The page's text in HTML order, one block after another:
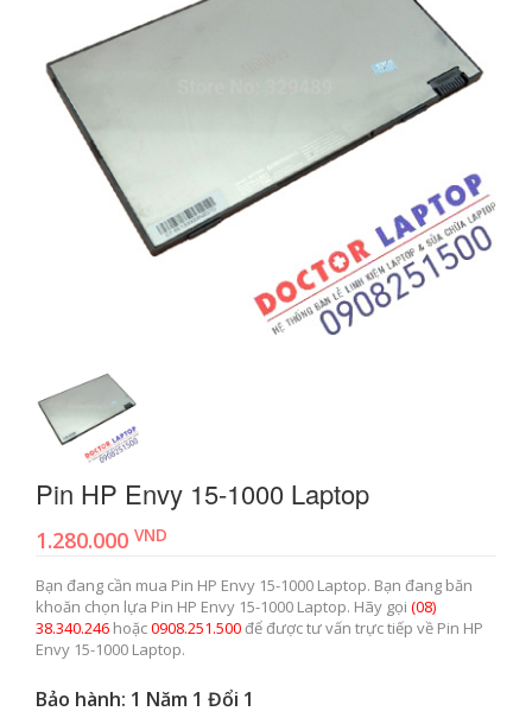
Pin HP Envy 15-1000 Laptop
1.280.000 VND
Bạn đang cần mua Pin HP Envy 15-1000 Laptop. Bạn đang băn
khoăn chọn lựa Pin HP Envy 15-1000 Laptop. Hãy gọi (08)
38.340.246 hoặc0908.251.500để được tư vấn trực tiếp về Pin HP
Envy 15-1000 Laptop.
Bảo hành: 1 Năm 1 Đổi 1